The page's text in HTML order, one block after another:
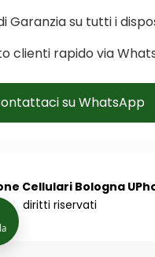
Garanzia su tutti i
clienti rapido via
su WhatsApp
Cellulari Bologna
diritti riservati